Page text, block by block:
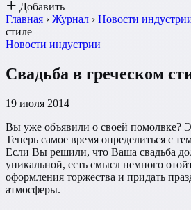
Добавить
Главная › Журнал › Новости
стиле
Новости индустрии
Свадьба в греческом
19 июля 2014
Вы уже объявили о своей помолвке?
Теперь самое время определиться с
Если Вы решили, что Ваша свадьба
уникальной, есть смысл немного
оформления торжества и придать
атмосферы.